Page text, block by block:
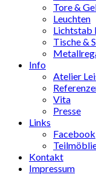
Tore &
Leuchten
Lichtstab
Tische &
Info
Atelier
Vita
Presse
Links
Facebook
Kontakt
Impressum